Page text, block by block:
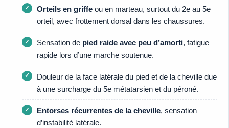
Orteils en griffeou en marteau, surtout du 2e au 5e
orteil, avec frottement dorsal dans les chaussures.
Sensation de pied raide avec peu d’amorti, fatigue
rapide lors d’une marche soutenue.
Douleur de la face latérale du pied et de la cheville due
à une surcharge du 5e métatarsien et du péroné.
Entorses récurrentes de la cheville, sensation
d’instabilité latérale.